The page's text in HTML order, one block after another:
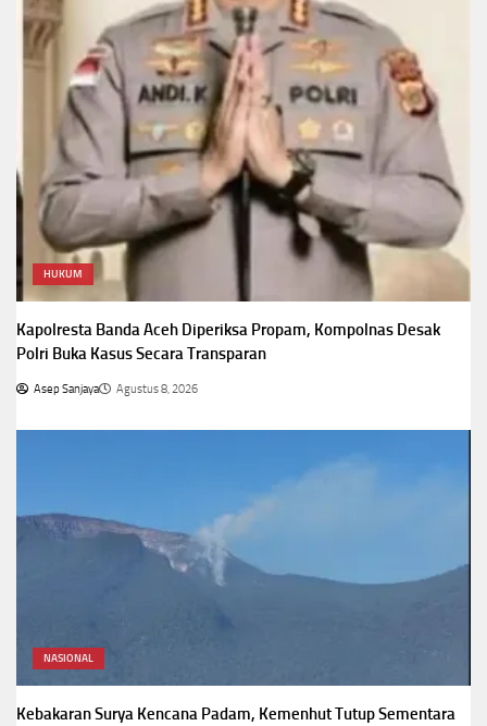
HUKUM
Kapolresta Banda Aceh Diperiksa Propam, Kompolnas Desak
Polri Buka Kasus Secara Transparan
Asep Sanjaya Agustus 8, 2026
NASIONAL
Kebakaran Surya Kencana Padam, Kemenhut Tutup Sementara